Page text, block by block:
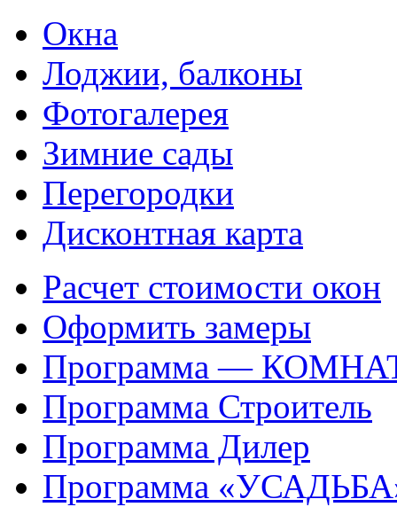
Окна
Лоджии, балконы
Фотогалерея
Зимние сады
Перегородки
Дисконтная карта
Расчет стоимости окон
Оформить замеры
Программа —
Программа Строитель
Программа Дилер
Программа